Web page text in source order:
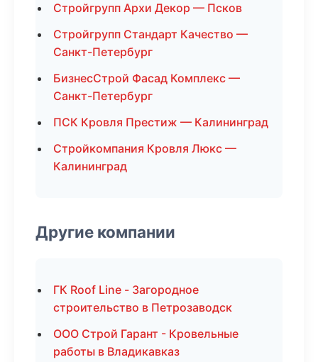
Стройгрупп Архи Декор — Псков
Стройгрупп Стандарт Качество —
Санкт-Петербург
БизнесСтрой Фасад Комплекс —
Санкт-Петербург
ПСК Кровля Престиж — Калининград
Стройкомпания Кровля Люкс —
Калининград
Другие компании
ГК Roof Line - Загородное
строительство в Петрозаводск
ООО Строй Гарант - Кровельные
работы в Владикавказ